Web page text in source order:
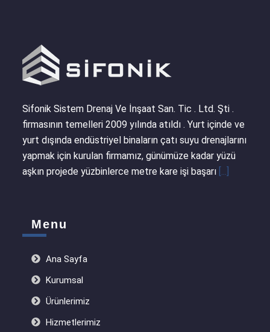
Sifonik Sistem Drenaj Ve İnşaat San. Tic . Ltd. Şti .
firmasının temelleri 2009 yılında atıldı . Yurt içinde ve
yurt dışında endüstriyel binaların çatı suyu drenajlarını
yapmak için kurulan firmamız, günümüze kadar yüzü
aşkın projede yüzbinlerce metre kare işi başarı [...]
Menu
Ana Sayfa
Kurumsal
Ürünlerimiz
Hizmetlerimiz